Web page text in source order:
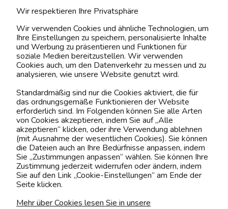
Kontaktiere uns!
0151 12200811
shop@yourhouse24.eu
Mo. - Fr. 07:00-15:00
MEIN ACCOUNT
BELIEBTE KATEGORIEN
Wir respektieren Ihre Privatsphäre
Wir verwenden Cookies und ähnliche Technologien, um
Ihre Einstellungen zu speichern, personalisierte Inhalte
und Werbung zu präsentieren und Funktionen für
soziale Medien bereitzustellen. Wir verwenden
Cookies auch, um den Datenverkehr zu messen und zu
analysieren, wie unsere Website genutzt wird.
Standardmäßig sind nur die Cookies aktiviert, die für
das ordnungsgemäße Funktionieren der Website
erforderlich sind. Im Folgenden können Sie alle Arten
von Cookies akzeptieren, indem Sie auf „Alle
akzeptieren“ klicken, oder ihre Verwendung ablehnen
(mit Ausnahme der wesentlichen Cookies). Sie können
die Dateien auch an Ihre Bedürfnisse anpassen, indem
Sie „Zustimmungen anpassen“ wählen. Sie können Ihre
Zustimmung jederzeit widerrufen oder ändern, indem
Sie auf den Link „Cookie-Einstellungen“ am Ende der
Seite klicken.
Mehr über Cookies lesen Sie in unsere